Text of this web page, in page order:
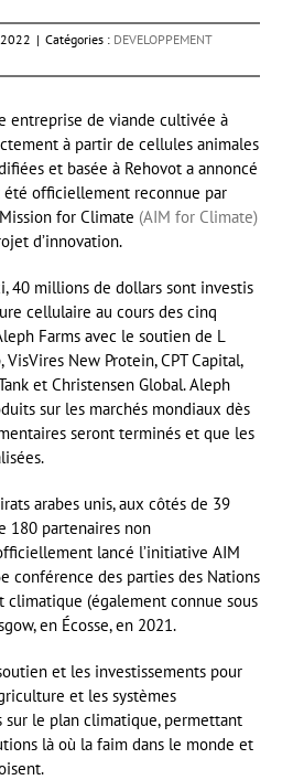
| Catégories : DEVELOPPEMENT
entreprise de viande cultivée à
à partir de cellules animales
et basée à Rehovot a annoncé
été officiellement reconnue par
for Climate (AIM for Climate)
d’innovation.
40 millions de dollars sont investis
cellulaire au cours des cinq
Farms avec le soutien de L
VisVires New Protein, CPT Capital,
et Christensen Global. Aleph
sur les marchés mondiaux dès
seront terminés et que les
arabes unis, aux côtés de 39
180 partenaires non
lancé l’initiative AIM
conférence des parties des Nations
climatique (également connue sous
en Écosse, en 2021.
et les investissements pour
et les systèmes
le plan climatique, permettant
là où la faim dans le monde et